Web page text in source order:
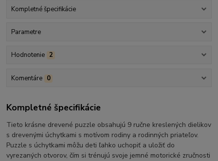
Kompletné špecifikácie
Parametre
Hodnotenie 2
Komentáre 0
Kompletné špecifikácie
Tieto krásne drevené puzzle obsahujú 9 ručne kreslených dielikov
s drevenými úchytkami s motívom rodiny a rodinných priateľov.
Puzzle s úchytkami môžu deti ľahko uchopiť a uložiť do
vyrezaných otvorov, čím si trénujú svoje jemné motorické zručnosti